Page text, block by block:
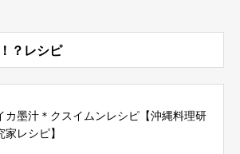
？レシピ
カ墨汁＊クスイムンレシピ【沖縄料理研
家レシピ】